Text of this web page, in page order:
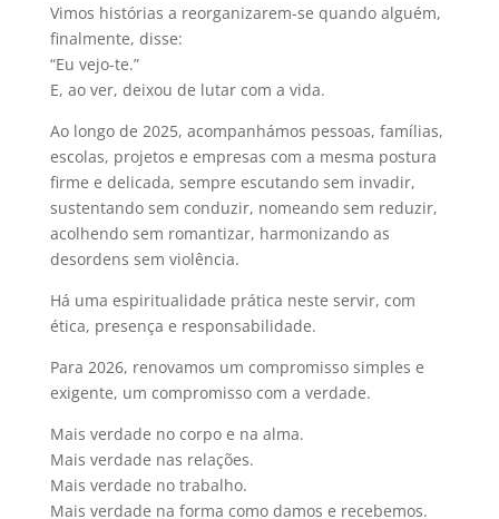
Vimos histórias a reorganizarem-se quando alguém,
finalmente, disse:
“Eu vejo-te.”
E, ao ver, deixou de lutar com a vida.
Ao longo de 2025, acompanhámos pessoas, famílias,
escolas, projetos e empresas com a mesma postura
firme e delicada, sempre escutando sem invadir,
sustentando sem conduzir, nomeando sem reduzir,
acolhendo sem romantizar, harmonizando as
desordens sem violência.
Há uma espiritualidade prática neste servir, com
ética, presença e responsabilidade.
Para 2026, renovamos um compromisso simples e
exigente, um compromisso com a verdade.
Mais verdade no corpo e na alma.
Mais verdade nas relações.
Mais verdade no trabalho.
Mais verdade na forma como damos e recebemos.